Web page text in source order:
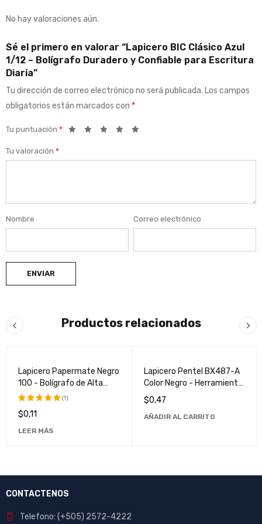
No hay valoraciones aún.
Sé el primero en valorar “Lapicero BIC Clásico Azul
1/12 – Bolígrafo Duradero y Confiable para Escritura
Diaria”
Tu dirección de correo electrónico no será publicada. Los campos
obligatorios están marcados con *
Tu puntuación *
Tu valoración *
Nombre Correo electrónico
Productos relacionados
Lapicero Papermate Negro
100 - Bolígrafo de Alta
Calidad para Escritura
Valorado
de 5
(1)
$0,11
LEER MÁS
Lapicero Pentel BX487-A
Color Negro - Herramienta
de Escritura de Alta
Calidad
$0,47
AÑADIR AL CARRITO
CONTACTENOS
Telefono: (+505) 2572-4222